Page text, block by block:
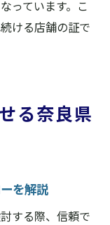
っています。こ
ける店舗の証で
る奈良県
を解説
する際、信頼で